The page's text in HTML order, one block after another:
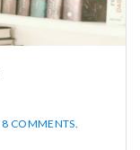
8 COMMENTS.